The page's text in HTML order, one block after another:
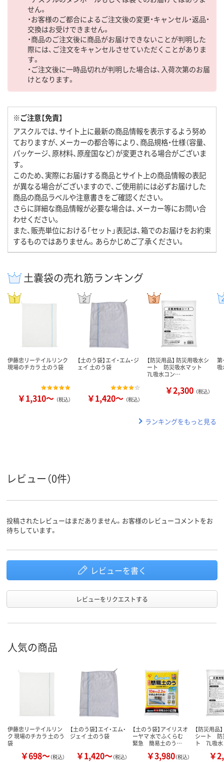
せん。
・お客様のご都合によるご注文後の変更・キャンセル・返品・
交換はお受けできません。
・商品のご注文後に商品がお届けできないことが判明した
際には、ご注文をキャンセルさせていただくことがありま
す。
・ご注文後に一時品切れが判明した場合は、入荷次第のお届
けとなります。
※ご注意【免責】
アスクルでは、サイト上に最新の商品情報を表示するよう努め
ておりますが、メーカーの都合等により、商品規格・仕様（容量、
パッケージ、原材料、原産国など）が変更される場合がございま
す。
このため、実際にお届けする商品とサイト上の商品情報の表記
が異なる場合がございますので、ご使用前には必ずお届けした
商品の商品ラベルや注意書きをご確認ください。
さらに詳細な商品情報が必要な場合は、メーカー等にお問い合
わせください。
また、販売単位における「セット」表記は、箱でのお届けをお約束
するものではありません。あらかじめご了承ください。
土嚢袋の売れ筋ランキング
伊藤忠リーテイルリンク
現場のチカラ 土のう袋
￥1,310～ （税込）
【土のう袋】エイ・エム・ジ
ェイ 土のう袋
￥1,420～ （税込）
【防災用品】 防災用吸水シ
ート 防災吸水マット
7L吸水コン…
￥2,300 （税込）
第
吸
ランキングをもっと見る
レビュー（0件）
投稿されたレビューはまだありません。お客様のレビューコメントをお
待ちしています。
レビューを書く
レビューをリクエストする
人気の商品
伊藤忠リーテイルリン
ク 現場のチカラ 土のう
袋
￥698～（税込）
【土のう袋】エイ・エム・
ジェイ 土のう袋
￥1,420～（税込）
【土のう袋】アイリスオ
ーヤマ 水でふくらむ
緊急 簡易土のう…
￥3,980（税込）
【防災用品
シート 防
ト 7L吸
￥